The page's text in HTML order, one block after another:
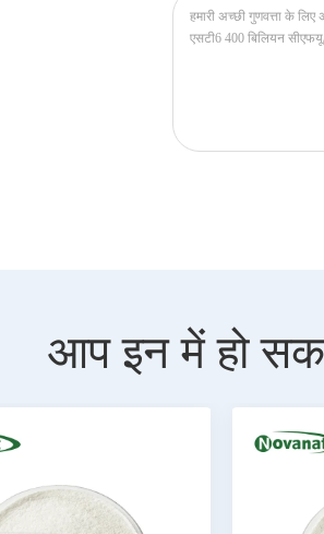
आप इन में हो